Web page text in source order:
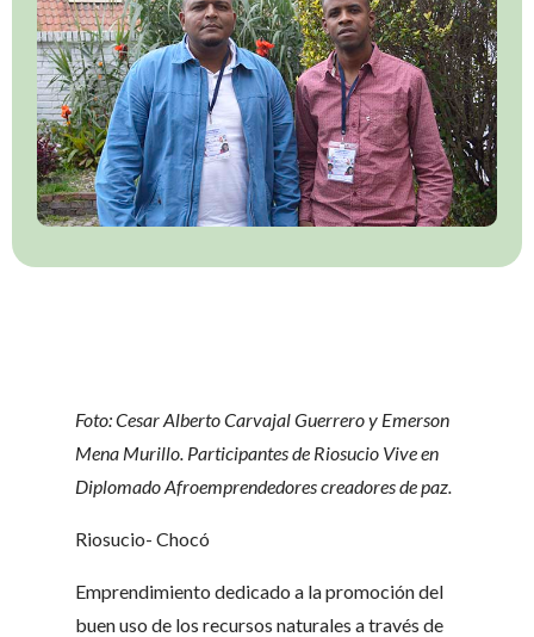
Foto: Cesar Alberto Carvajal Guerrero y Emerson
Mena Murillo. Participantes de Riosucio Vive en
Diplomado Afroemprendedores creadores de paz.
Riosucio- Chocó
Emprendimiento dedicado a la promoción del
buen uso de los recursos naturales a través de